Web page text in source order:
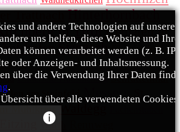
Trattnach Hinterhornbach
in Tirol Kematen in
Stanzach Haitzendorf
Zwentendorf an der Donau
Ulmerfeld-Hausmening Schrattenthal
am Steinfeld Messern
St.
Mühlkreis Waldegg
Warth
und andere Technologien auf
uns helfen, diese Website und
können verarbeitet werden (z. B.
oder Anzeigen- und Inhaltsmessung.
über die Verwendung Ihrer Daten
.
über alle verwendeten Cookies.